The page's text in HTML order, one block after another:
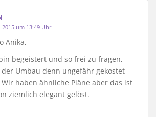
2015 um 13:49 Uhr
Anika,
begeistert und so frei zu fragen,
der Umbau denn ungefähr gekostet
haben ähnliche Pläne aber das ist
ziemlich elegant gelöst.